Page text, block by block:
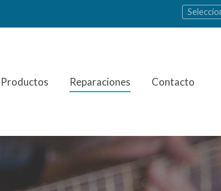
Productos Reparaciones Contacto